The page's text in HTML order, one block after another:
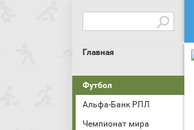
Главная
Футбол
Альфа-Банк РПЛ
Чемпионат мира